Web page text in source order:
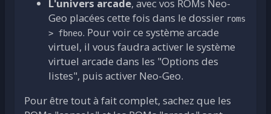
L'univers arcade, avec vos ROMs Neo-
Geo placées cette fois dans le dossier roms
> fbneo. Pour voir ce système arcade
virtuel, il vous faudra activer le système
virtuel arcade dans les "Options des
listes", puis activer Neo-Geo.
Pour être tout à fait complet, sachez que les